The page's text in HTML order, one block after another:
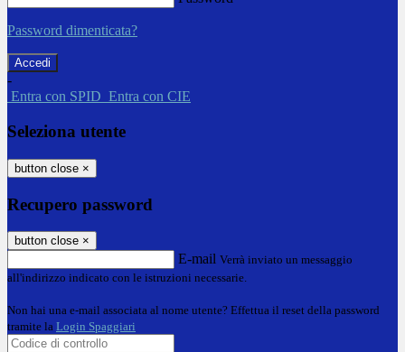
Password dimenticata?
-
Entra con SPID Entra con CIE
Seleziona utente
button close ×
Recupero password
button close ×
E-mail Verrà inviato un messaggio
all'indirizzo indicato con le istruzioni necessarie.
Non hai una e-mail associata al nome utente? Effettua il reset della password
tramite la Login Spaggiari